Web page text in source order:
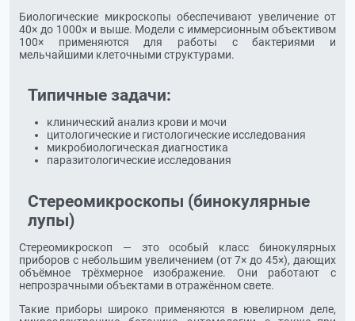
Биологические микроскопы обеспечивают увеличение от
40× до 1000× и выше. Модели с иммерсионным объективом
100× применяются для работы с бактериями и
мельчайшими клеточными структурами.
Типичные задачи:
клинический анализ крови и мочи
цитологические и гистологические исследования
микробиологическая диагностика
паразитологические исследования
Стереомикроскопы (бинокулярные
лупы)
Стереомикроскоп — это особый класс бинокулярных
приборов с небольшим увеличением (от 7× до 45×), дающих
объёмное трёхмерное изображение. Они работают с
непрозрачными объектами в отражённом свете.
Такие приборы широко применяются в ювелирном деле,